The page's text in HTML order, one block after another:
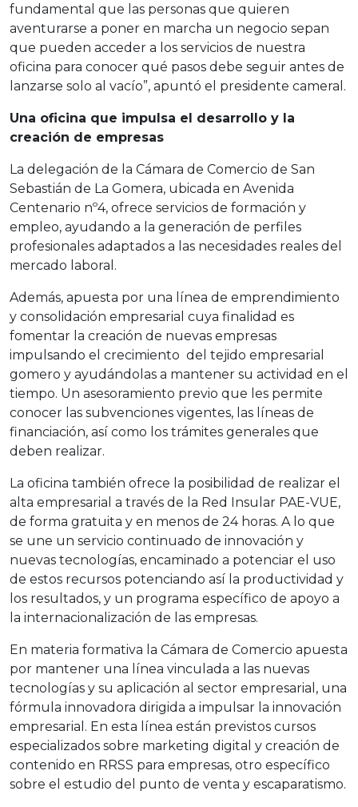
fundamental que las personas que quieren
aventurarse a poner en marcha un negocio sepan
que pueden acceder a los servicios de nuestra
oficina para conocer qué pasos debe seguir antes de
lanzarse solo al vacío”, apuntó el presidente cameral.
Una oficina que impulsa el desarrollo y la
creación de empresas
La delegación de la Cámara de Comercio de San
Sebastián de La Gomera, ubicada en Avenida
Centenario nº4, ofrece servicios de formación y
empleo, ayudando a la generación de perfiles
profesionales adaptados a las necesidades reales del
mercado laboral.
Además, apuesta por una línea de emprendimiento
y consolidación empresarial cuya finalidad es
fomentar la creación de nuevas empresas
impulsando el crecimiento del tejido empresarial
gomero y ayudándolas a mantener su actividad en el
tiempo. Un asesoramiento previo que les permite
conocer las subvenciones vigentes, las líneas de
financiación, así como los trámites generales que
deben realizar.
La oficina también ofrece la posibilidad de realizar el
alta empresarial a través de la Red Insular PAE-VUE,
de forma gratuita y en menos de 24 horas. A lo que
se une un servicio continuado de innovación y
nuevas tecnologías, encaminado a potenciar el uso
de estos recursos potenciando así la productividad y
los resultados, y un programa específico de apoyo a
la internacionalización de las empresas.
En materia formativa la Cámara de Comercio apuesta
por mantener una línea vinculada a las nuevas
tecnologías y su aplicación al sector empresarial, una
fórmula innovadora dirigida a impulsar la innovación
empresarial. En esta línea están previstos cursos
especializados sobre marketing digital y creación de
contenido en RRSS para empresas, otro específico
sobre el estudio del punto de venta y escaparatismo.